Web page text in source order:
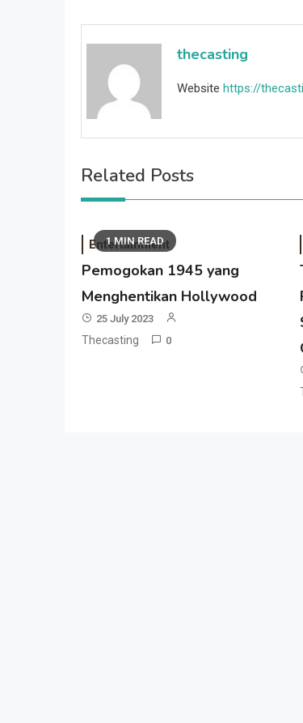
navigation
thecasting
Website https://
Related Posts
1 MIN READ
Entertainment
Pemogokan 1945 yang
Menghentikan Hollywood
25 July 2023
Thecasting 0